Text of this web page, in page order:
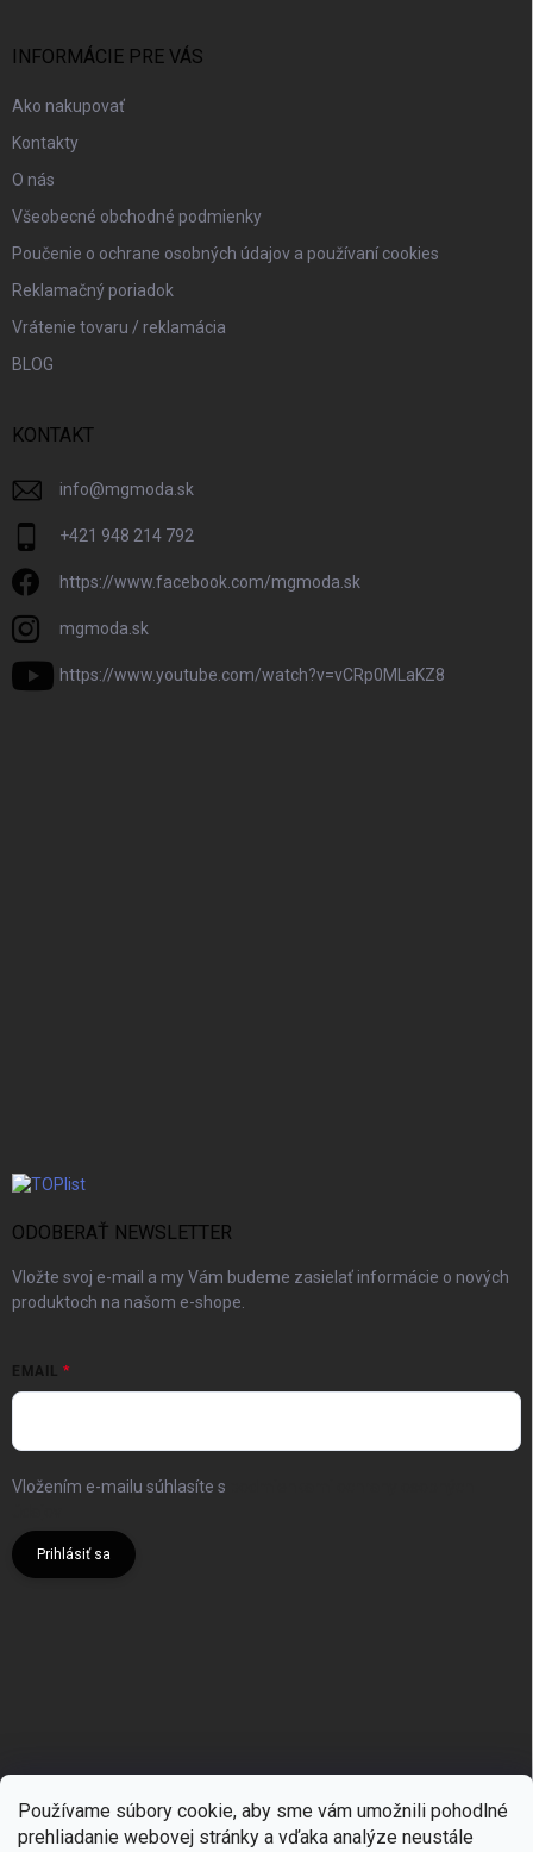
Používame súbory cookie, aby sme vám umožnili pohodlné
prehliadanie webovej stránky a vďaka analýze neustále
INFORMÁCIE PRE VÁS
Ako nakupovať
Kontakty
O nás
Všeobecné obchodné podmienky
Poučenie o ochrane osobných údajov a používaní cookies
Reklamačný poriadok
Vrátenie tovaru / reklamácia
BLOG
KONTAKT
info@mgmoda.sk
+421 948 214 792
https://www.facebook.com/mgmoda.sk
mgmoda.sk
https://www.youtube.com/watch?v=vCRp0MLaKZ8
ODOBERAŤ NEWSLETTER
Vložte svoj e-mail a my Vám budeme zasielať informácie o nových
produktoch na našom e-shope.
EMAIL
Vložením e-mailu súhlasíte s
Prihlásiť sa